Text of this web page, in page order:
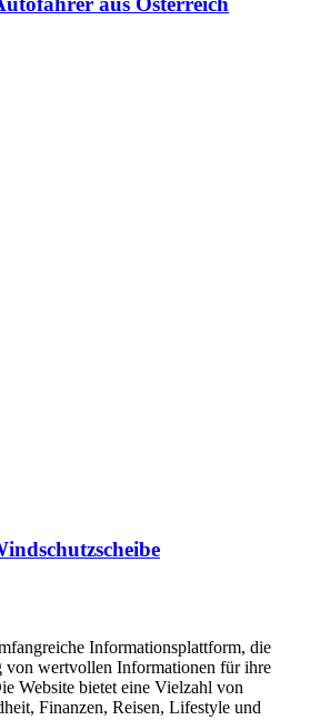
Informationsplattform, die
von wertvollen Informationen für ihre
Website bietet eine Vielzahl von
Finanzen, Reisen, Lifestyle und